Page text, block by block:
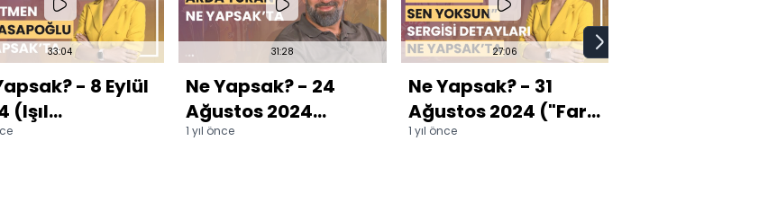
33:04
- 8 Eylül
(Işıl
31:28
Ne Yapsak? - 24
Ağustos 2024
(''Arda Turan:
1 yıl önce
27:06
Ne Yapsak? - 31
Ağustos 2024 ("Farz
Et Ki Sen Yoksun"
1 yıl önce